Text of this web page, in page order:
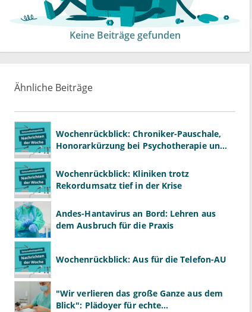
Keine Beiträge gefunden
Ähnliche Beiträge
Wochenrückblick: Chroniker-Pauschale,
Honorarkürzung bei Psychotherapie und
Wochenrückblick: Kliniken trotz
Rekordumsatz tief in der Krise
Andes-Hantavirus an Bord: Lehren aus
dem Ausbruch für die Praxis
Wochenrückblick: Aus für die Telefon-AU
"Wir verlieren das große Ganze aus dem
Blick": Plädoyer für echte